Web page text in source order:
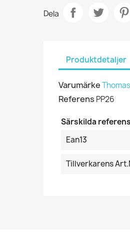
Dela
Produktdetaljer
Varumärke
Referens PP26
Särskilda
Ean13
Tillverkarens